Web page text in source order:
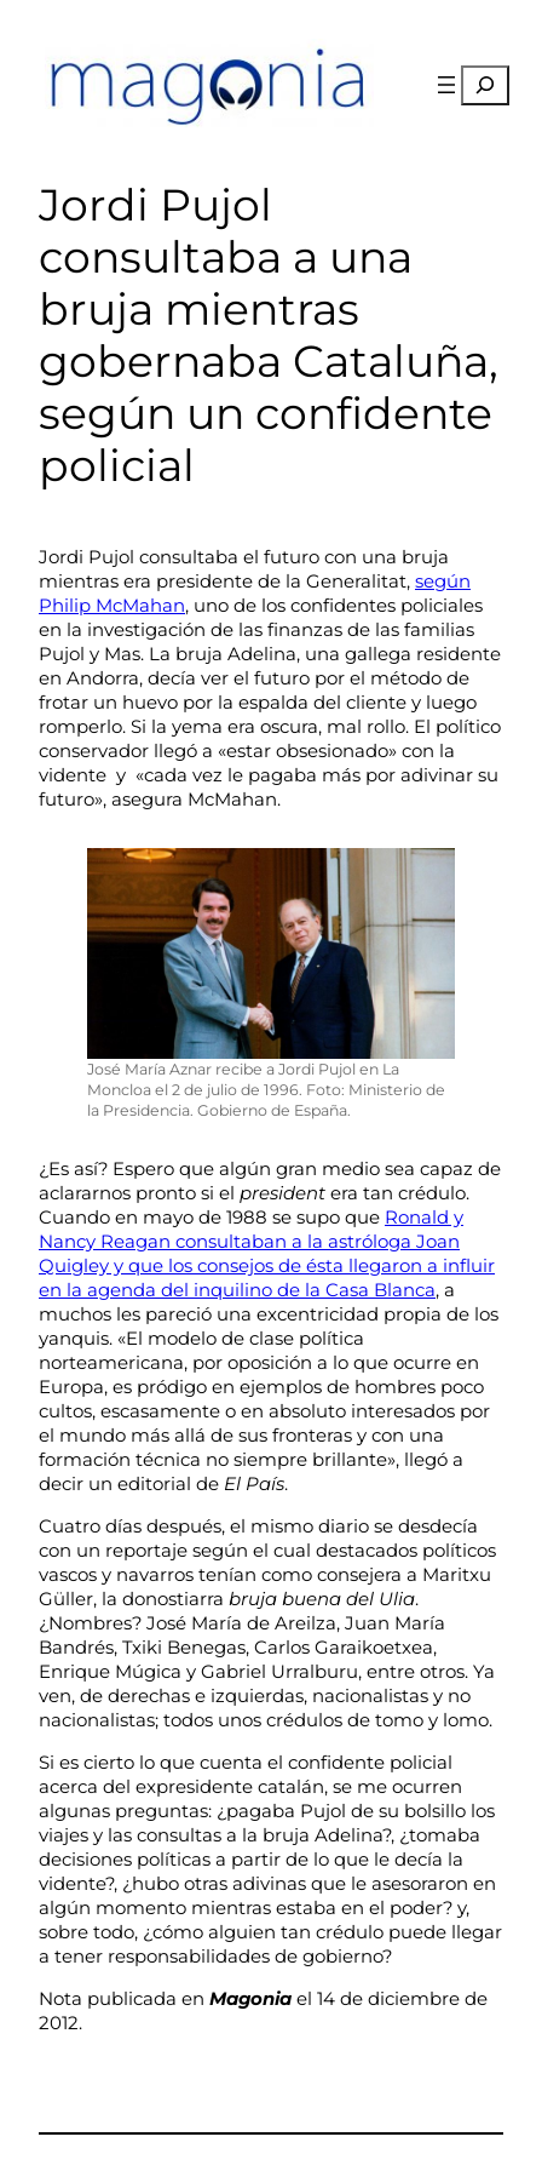
contenido
Buscar
Jordi Pujol
consultaba a una
bruja mientras
gobernaba Cataluña,
según un confidente
policial
Jordi Pujol consultaba el futuro con una bruja
mientras era presidente de la Generalitat, según
Philip McMahan, uno de los confidentes policiales
en la investigación de las finanzas de las familias
Pujol y Mas. La bruja Adelina, una gallega residente
en Andorra, decía ver el futuro por el método de
frotar un huevo por la espalda del cliente y luego
romperlo. Si la yema era oscura, mal rollo. El político
conservador llegó a «estar obsesionado» con la
vidente y «cada vez le pagaba más por adivinar su
futuro», asegura McMahan.
José María Aznar recibe a Jordi Pujol en La
Moncloa el 2 de julio de 1996. Foto: Ministerio de
la Presidencia. Gobierno de España.
¿Es así? Espero que algún gran medio sea capaz de
aclararnos pronto si el president era tan crédulo.
Cuando en mayo de 1988 se supo que Ronald y
Nancy Reagan consultaban a la astróloga Joan
Quigley y que los consejos de ésta llegaron a influir
en la agenda del inquilino de la Casa Blanca, a
muchos les pareció una excentricidad propia de los
yanquis. «El modelo de clase política
norteamericana, por oposición a lo que ocurre en
Europa, es pródigo en ejemplos de hombres poco
cultos, escasamente o en absoluto interesados por
el mundo más allá de sus fronteras y con una
formación técnica no siempre brillante», llegó a
decir un editorial de El País.
Cuatro días después, el mismo diario se desdecía
con un reportaje según el cual destacados políticos
vascos y navarros tenían como consejera a Maritxu
Güller, la donostiarra bruja buena del Ulia.
¿Nombres? José María de Areilza, Juan María
Bandrés, Txiki Benegas, Carlos Garaikoetxea,
Enrique Múgica y Gabriel Urralburu, entre otros. Ya
ven, de derechas e izquierdas, nacionalistas y no
nacionalistas; todos unos crédulos de tomo y lomo.
Si es cierto lo que cuenta el confidente policial
acerca del expresidente catalán, se me ocurren
algunas preguntas: ¿pagaba Pujol de su bolsillo los
viajes y las consultas a la bruja Adelina?, ¿tomaba
decisiones políticas a partir de lo que le decía la
vidente?, ¿hubo otras adivinas que le asesoraron en
algún momento mientras estaba en el poder? y,
sobre todo, ¿cómo alguien tan crédulo puede llegar
a tener responsabilidades de gobierno?
Nota publicada en Magonia el 14 de diciembre de
2012.